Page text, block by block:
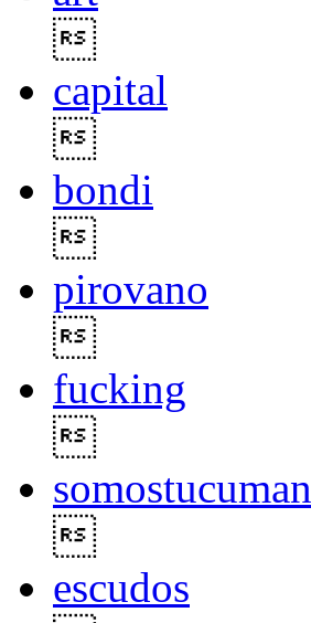
capital
bondi
pirovano
fucking
somostucuman
escudos